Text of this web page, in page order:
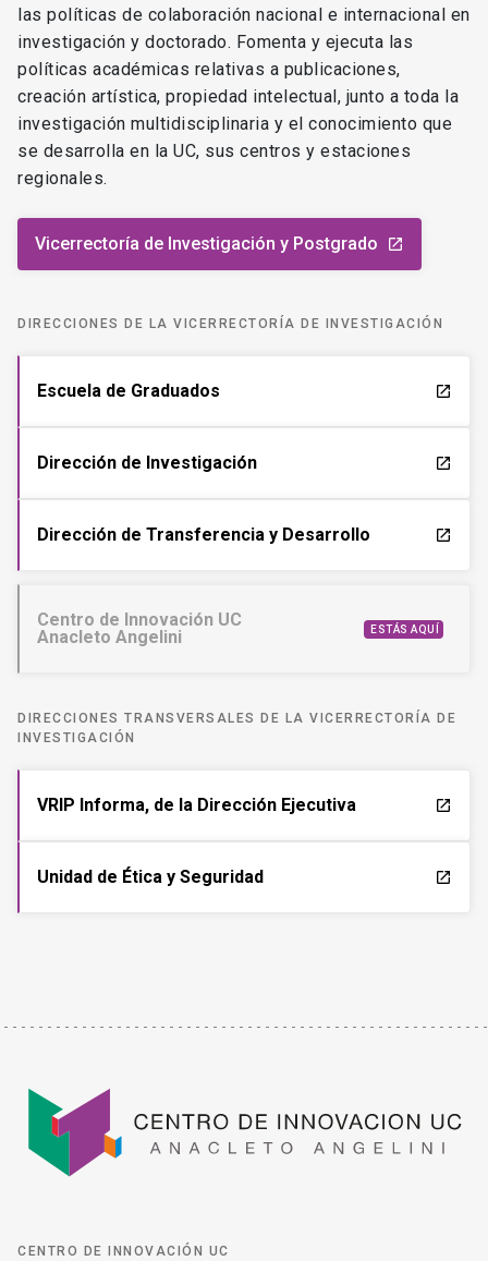
las políticas de colaboración nacional e internacional en
investigación y doctorado. Fomenta y ejecuta las
políticas académicas relativas a publicaciones,
creación artística, propiedad intelectual, junto a toda la
investigación multidisciplinaria y el conocimiento que
se desarrolla en la UC, sus centros y estaciones
regionales.
Vicerrectoría de Investigación y Postgrado launch
DIRECCIONES DE LA VICERRECTORÍA DE INVESTIGACIÓN
Escuela de Graduados launch
Dirección de Investigación launch
Dirección de Transferencia y Desarrollo launch
Centro de Innovación UC
Anacleto Angelini
ESTÁS AQUÍ
DIRECCIONES TRANSVERSALES DE LA VICERRECTORÍA DE
INVESTIGACIÓN
VRIP Informa, de la Dirección Ejecutiva launch
Unidad de Ética y Seguridad launch
CENTRO DE INNOVACIÓN UC